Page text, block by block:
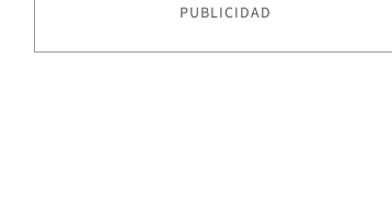
PUBLICIDAD